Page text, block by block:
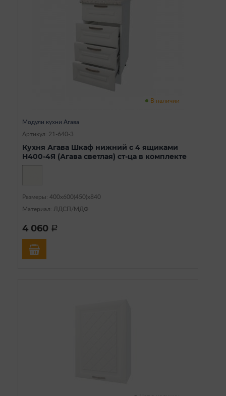
В наличии
Модули кухни Агава
Артикул: 21-640-3
Кухня Агава Шкаф нижний с 4 ящиками
Н400-4Я (Агава светлая) ст-ца в комплекте
Размеры: 400х600(450)х840
Материал: ЛДСП/МДФ
4 060 a